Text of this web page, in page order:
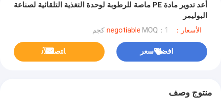
أعد تدوير مادة PE ماصة للرطوبة لوحدة التغذية التلقائية لصناعة
البوليمر
الأسعار：negotiable MOQ：1 كجم
افضل سعر ﺎﺘﺼﻟ ﺍﻶﻧ
منتوج وصف